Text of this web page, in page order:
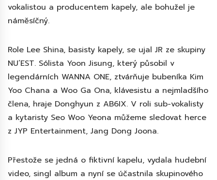
vokalistou a producentem kapely, ale bohužel je
náměsíčný.
Role Lee Shina, basisty kapely, se ujal JR ze skupiny
NU’EST. Sólista Yoon Jisung, který působil v
legendárních WANNA ONE, ztvárňuje bubeníka Kim
Yoo Chana a Woo Ga Ona, klávesistu a nejmladšího
člena, hraje Donghyun z AB6IX. V roli sub-vokalisty
a kytaristy Seo Woo Yeona můžeme sledovat herce
z JYP Entertainment, Jang Dong Joona.
Přestože se jedná o fiktivní kapelu, vydala hudební
video, singl album a nyní se účastnila skupinového